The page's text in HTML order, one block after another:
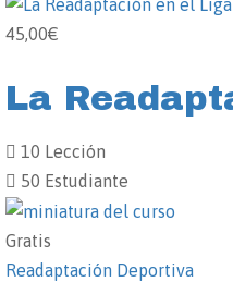
45,00€
La
10 Lección
50 Estudiante
Gratis
Readaptación Deportiva